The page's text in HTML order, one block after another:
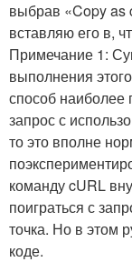
выбрав «Copy as
вставляю его в,
Примечание 1:
выполнения
способ наиболее
запрос с
то это вполне
команду cURL
поиграться с
точка. Но в этом
коде.